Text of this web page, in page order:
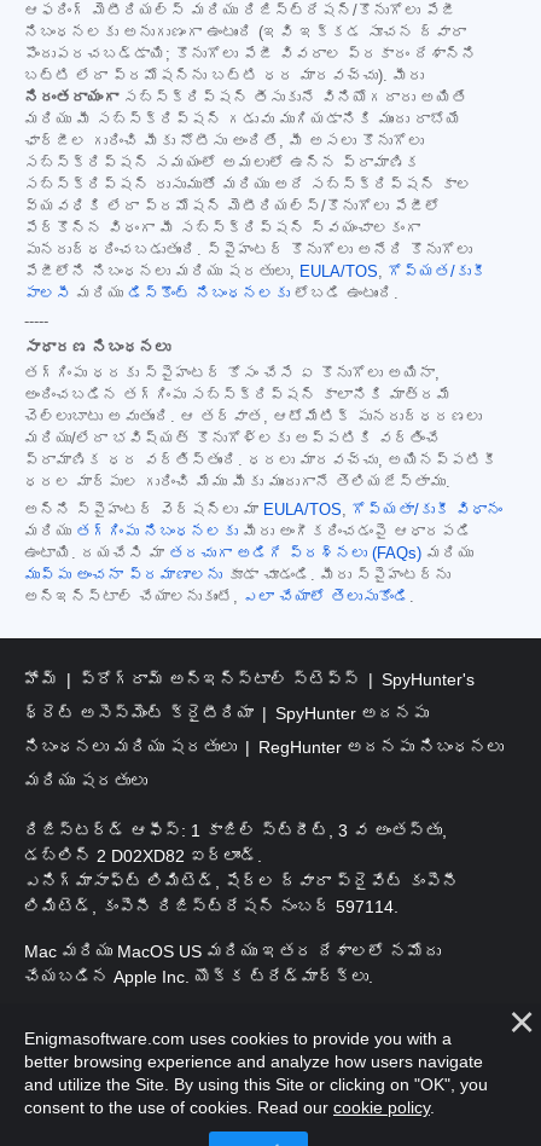
ఆఫరింగ్ మెటీరియల్స్ మరియు రిజిస్ట్రేషన్/కొనుగోలు పేజీ
నిబంధనలకు అనుగుణంగా ఉంటుంది (ఇవి ఇక్కడ సూచన ద్వారా
పొందుపరచబడ్డాయి; కొనుగోలు పేజీ వివరాల ప్రకారం దేశాన్ని
బట్టి లేదా ప్రమోషన్‌ను బట్టి ధర మారవచ్చు). మీరు
నిరంతరాయంగాసబ్‌స్క్రిప్షన్ తీసుకునే వినియోగదారు అయితే
మరియు మీ సబ్‌స్క్రిప్షన్ గడువు ముగియడానికి ముందు రాబోయే
ఛార్జీల గురించి మీకు నోటీసు అందితే, మీ అసలు కొనుగోలు
సబ్‌స్క్రిప్షన్ సమయంలో అమలులో ఉన్న ప్రామాణిక
సబ్‌స్క్రిప్షన్ రుసుముతో మరియు అదే సబ్‌స్క్రిప్షన్ కాల
వ్యవధికి లేదా ప్రమోషన్ మెటీరియల్స్/కొనుగోలు పేజీలో
పేర్కొన్న విధంగా మీ సబ్‌స్క్రిప్షన్ స్వయంచాలకంగా
పునరుద్ధరించబడుతుంది. స్పైహంటర్ కొనుగోలు అనేది కొనుగోలు
పేజీలోని నిబంధనలు మరియు షరతులు,
EULA/TOS
గోప్యత/కుకీ
పాలసీ మరియు డిస్కౌంట్ నిబంధనలకు లోబడి ఉంటుంది.
-----
సాధారణ నిబంధనలు
తగ్గింపు ధరకు స్పైహంటర్ కోసం చేసే ఏ కొనుగోలు అయినా,
అందించబడిన తగ్గింపు సబ్‌స్క్రిప్షన్ కాలానికి మాత్రమే
చెల్లుబాటు అవుతుంది. ఆ తర్వాత, ఆటోమేటిక్ పునరుద్ధరణలు
మరియు/లేదా భవిష్యత్ కొనుగోళ్లకు అప్పటికి వర్తించే
ప్రామాణిక ధర వర్తిస్తుంది. ధరలు మారవచ్చు, అయినప్పటికీ
ధరల మార్పుల గురించి మేము మీకు ముందుగానే తెలియజేస్తాము.
అన్ని స్పైహంటర్ వెర్షన్‌లు మా EULA/TOS
గోప్యతా/కుకీ విధానం
మరియు తగ్గింపు నిబంధనలకు మీరు అంగీకరించడంపై ఆధారపడి
ఉంటాయి. దయచేసి మా తరచుగా అడిగే ప్రశ్నలు (FAQs) మరియు
ముప్పు అంచనా ప్రమాణాలను కూడా చూడండి. మీరు స్పైహంటర్‌ను
అన్‌ఇన్‌స్టాల్ చేయాలనుకుంటే,
ఎలా చేయాలో తెలుసుకోండి
హోమ్ ప్రోగ్రామ్ అన్‌ఇన్‌స్టాల్ స్టెప్స్
SpyHunter's
థ్రెట్ అసెస్‌మెంట్ క్రైటీరియా
SpyHunter అదనపు
నిబంధనలు మరియు షరతులు
RegHunter అదనపు నిబంధనలు
మరియు షరతులు
రిజిస్టర్డ్ ఆఫీస్: 1 కాజిల్ స్ట్రీట్, 3 వ అంతస్తు,
డబ్లిన్ 2 D02XD82 ఐర్లాండ్.
ఎనిగ్మాసాఫ్ట్ లిమిటెడ్, షేర్ల ద్వారా ప్రైవేట్ కంపెనీ
లిమిటెడ్, కంపెనీ రిజిస్ట్రేషన్ నంబర్ 597114.
Mac మరియు MacOS US మరియు ఇతర దేశాలలో నమోదు
చేయబడిన Apple Inc. యొక్క ట్రేడ్‌మార్క్‌లు.
ప్రత్యేకించుకోవడమైనది.
Enigmasoftware.com uses cookies to provide you with a
better browsing experience and analyze how users navigate
and utilize the Site. By using this Site or clicking on "OK", you
consent to the use of cookies. Read our cookie policy.